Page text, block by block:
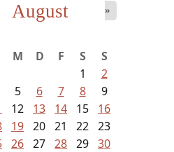
August »
M D F S
S
1
2
5 6 7 8
9
12 13 14 15
16
19 20 21 22 23
26 27 28 29 30